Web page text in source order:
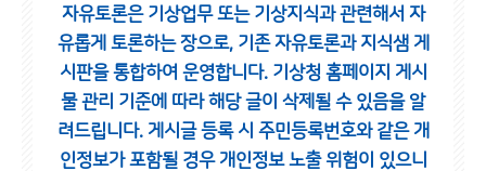
자유토론은 기상업무 또는 기상지식과 관련해서 자
유롭게 토론하는 장으로, 기존 자유토론과 지식샘 게
시판을 통합하여 운영합니다. 기상청 홈페이지 게시
물 관리 기준에 따라 해당 글이 삭제될 수 있음을 알
려드립니다. 게시글 등록 시 주민등록번호와 같은 개
인정보가 포함될 경우 개인정보 노출 위험이 있으니